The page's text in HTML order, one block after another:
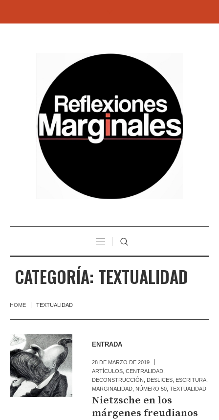
CATEGORÍA: TEXTUALIDAD
HOME TEXTUALIDAD
ENTRADA
28 DE MARZO DE 2019
ARTÍCULOS ,CENTRALIDAD
DECONSTRUCCIÓN
DESLICES ESCRITURA
MARGINALIDAD NÚMERO 50 ,TEXTUALIDAD
Nietzsche en los
márgenes freudianos